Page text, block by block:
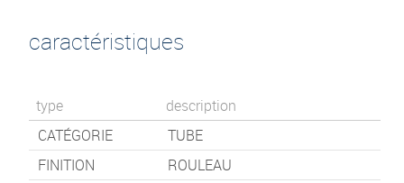
caractéristiques
type
description
CATÉGORIE
TUBE
FINITION
ROULEAU